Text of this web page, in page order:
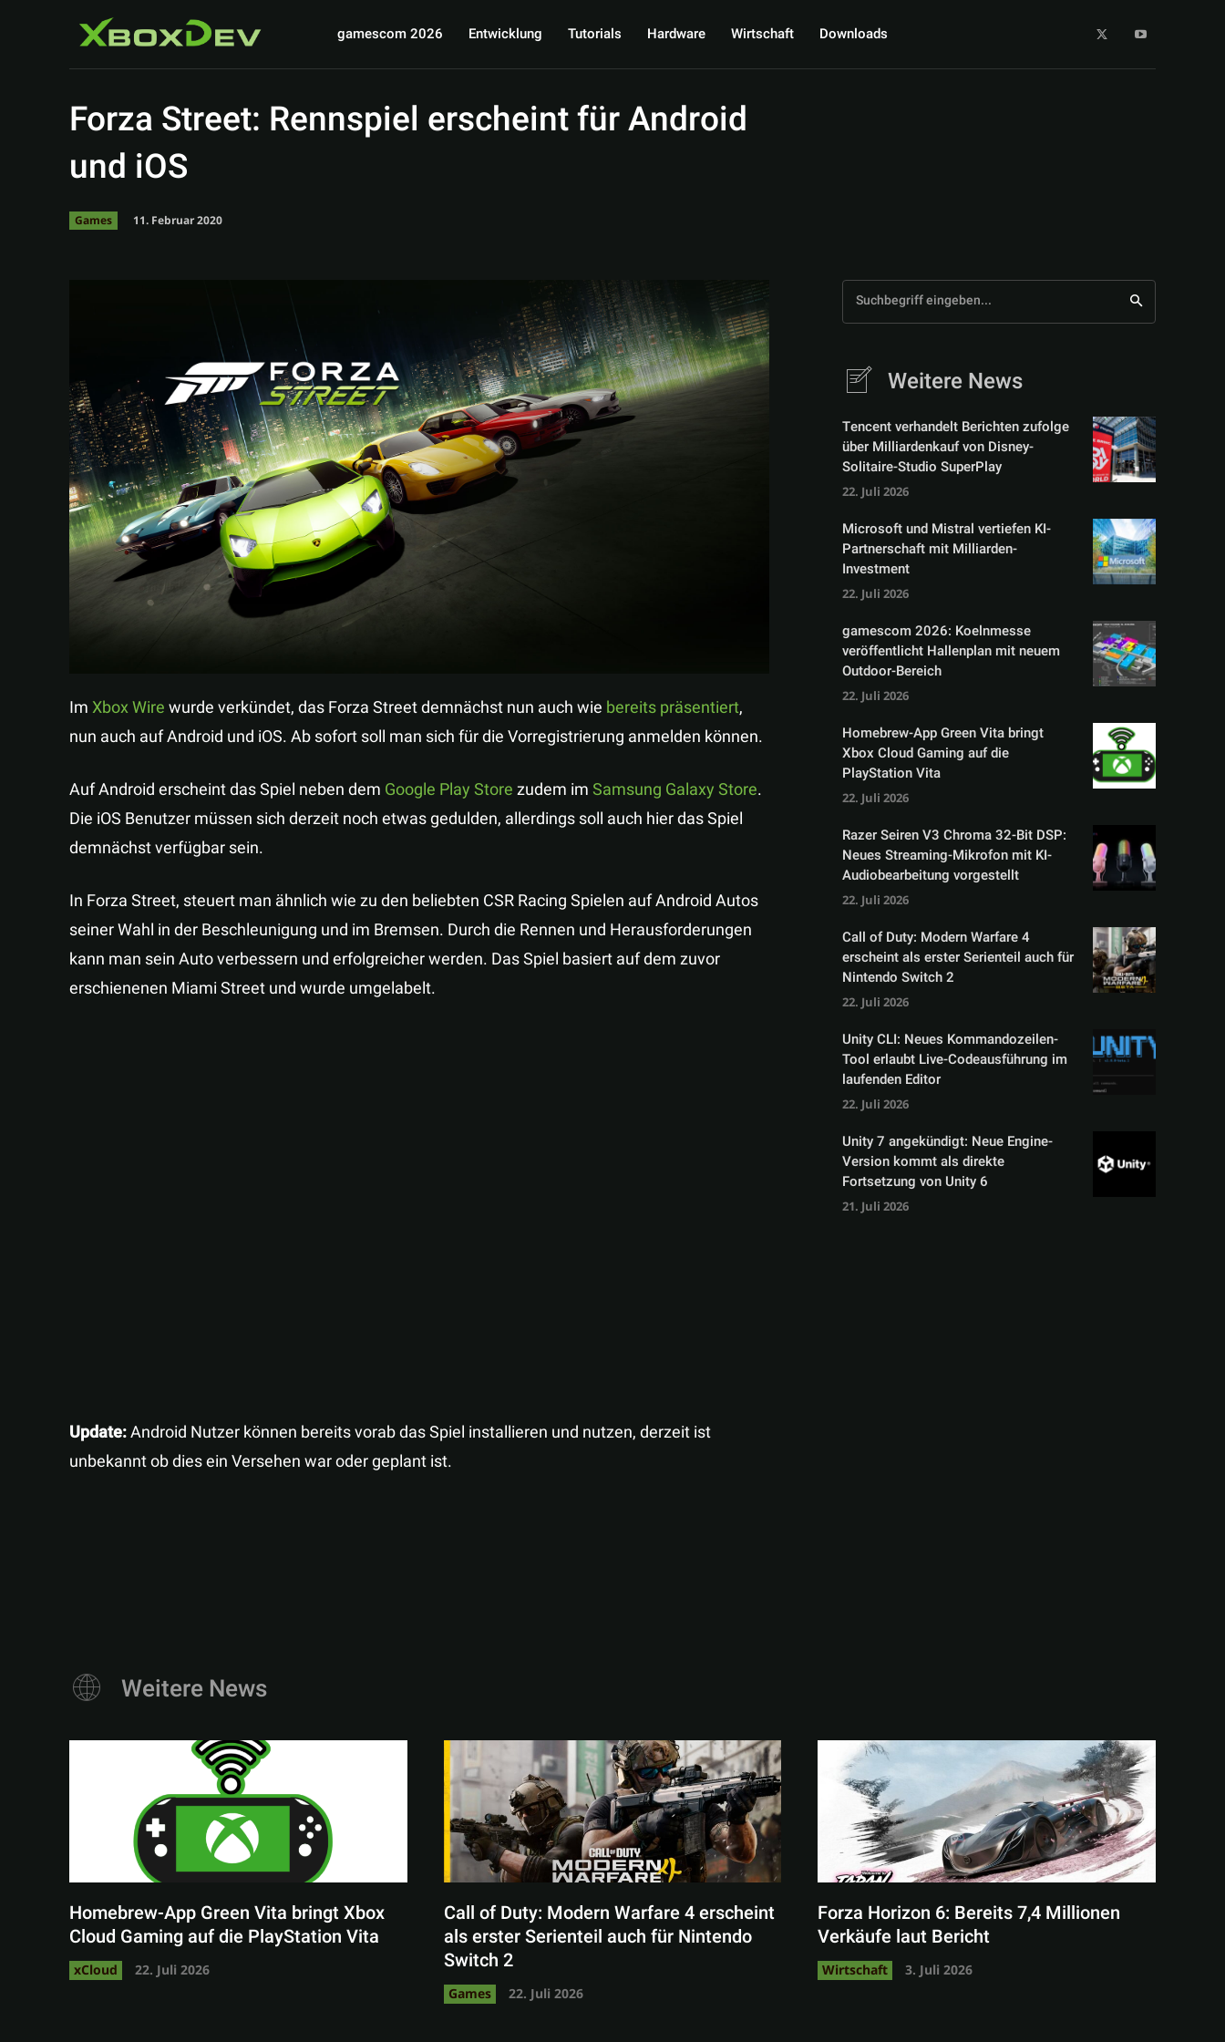
gamescom 2026 Entwicklung Tutorials Hardware Wirtschaft Downloads
Forza Street: Rennspiel erscheint für Android
und iOS
Games 11. Februar 2020
ImXbox Wirewurde verkündet, das Forza Street demnächst nun auch wie bereits präsentiert,
nun auch auf Android und iOS. Ab sofort soll man sich für die Vorregistrierung anmelden können.
Auf Android erscheint das Spiel neben dem Google Play Storezudem imSamsung Galaxy Store.
Die iOS Benutzer müssen sich derzeit noch etwas gedulden, allerdings soll auch hier das Spiel
demnächst verfügbar sein.
In Forza Street, steuert man ähnlich wie zu den beliebten CSR Racing Spielen auf Android Autos
seiner Wahl in der Beschleunigung und im Bremsen. Durch die Rennen und Herausforderungen
kann man sein Auto verbessern und erfolgreicher werden. Das Spiel basiert auf dem zuvor
erschienenen Miami Street und wurde umgelabelt.
Update:Android Nutzer können bereits vorab das Spiel installieren und nutzen, derzeit ist
unbekannt ob dies ein Versehen war oder geplant ist.
Suchbegriff eingeben...
Weitere News
Tencent verhandelt Berichten zufolge
über Milliardenkauf von Disney-
Solitaire-Studio SuperPlay
22. Juli 2026
Microsoft und Mistral vertiefen KI-
Partnerschaft mit Milliarden-
Investment
22. Juli 2026
gamescom 2026: Koelnmesse
veröffentlicht Hallenplan mit neuem
Outdoor-Bereich
22. Juli 2026
Homebrew-App Green Vita bringt
Xbox Cloud Gaming auf die
PlayStation Vita
22. Juli 2026
Razer Seiren V3 Chroma 32-Bit DSP:
Neues Streaming-Mikrofon mit KI-
Audiobearbeitung vorgestellt
22. Juli 2026
Call of Duty: Modern Warfare 4
erscheint als erster Serienteil auch für
Nintendo Switch 2
22. Juli 2026
Unity CLI: Neues Kommandozeilen-
Tool erlaubt Live-Codeausführung im
laufenden Editor
22. Juli 2026
Unity 7 angekündigt: Neue Engine-
Version kommt als direkte
Fortsetzung von Unity 6
21. Juli 2026
Weitere News
Homebrew-App Green Vita bringt Xbox
Cloud Gaming auf die PlayStation Vita
xCloud 22. Juli 2026
Call of Duty: Modern Warfare 4 erscheint
als erster Serienteil auch für Nintendo
Switch 2
Games 22. Juli 2026
Forza Horizon 6: Bereits 7,4 Millionen
Verkäufe laut Bericht
Wirtschaft 3. Juli 2026